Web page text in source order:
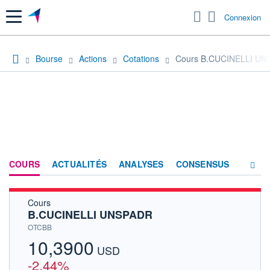
Menu Connexion
Bourse Actions Cotations Cours B.CUCINELLI
COURS ACTUALITÉS ANALYSES CONSENSUS
Cours
B.CUCINELLI UNSPADR
OTCBB
10,3900 USD
-2,44%